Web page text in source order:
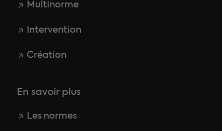
Multinorme
Intervention
Création
En savoir plus
Les normes